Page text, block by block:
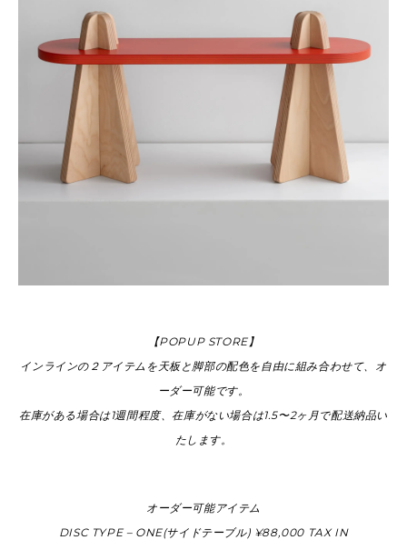
【POPUP STORE】
インラインの２アイテムを天板と脚部の配色を自由に組み合わせて、オ
ーダー可能です。
在庫がある場合は1週間程度、在庫がない場合は1.5〜2ヶ月で配送納品い
たします。
オーダー可能アイテム
DISC TYPE – ONE(サイドテーブル) ¥88,000 TAX IN